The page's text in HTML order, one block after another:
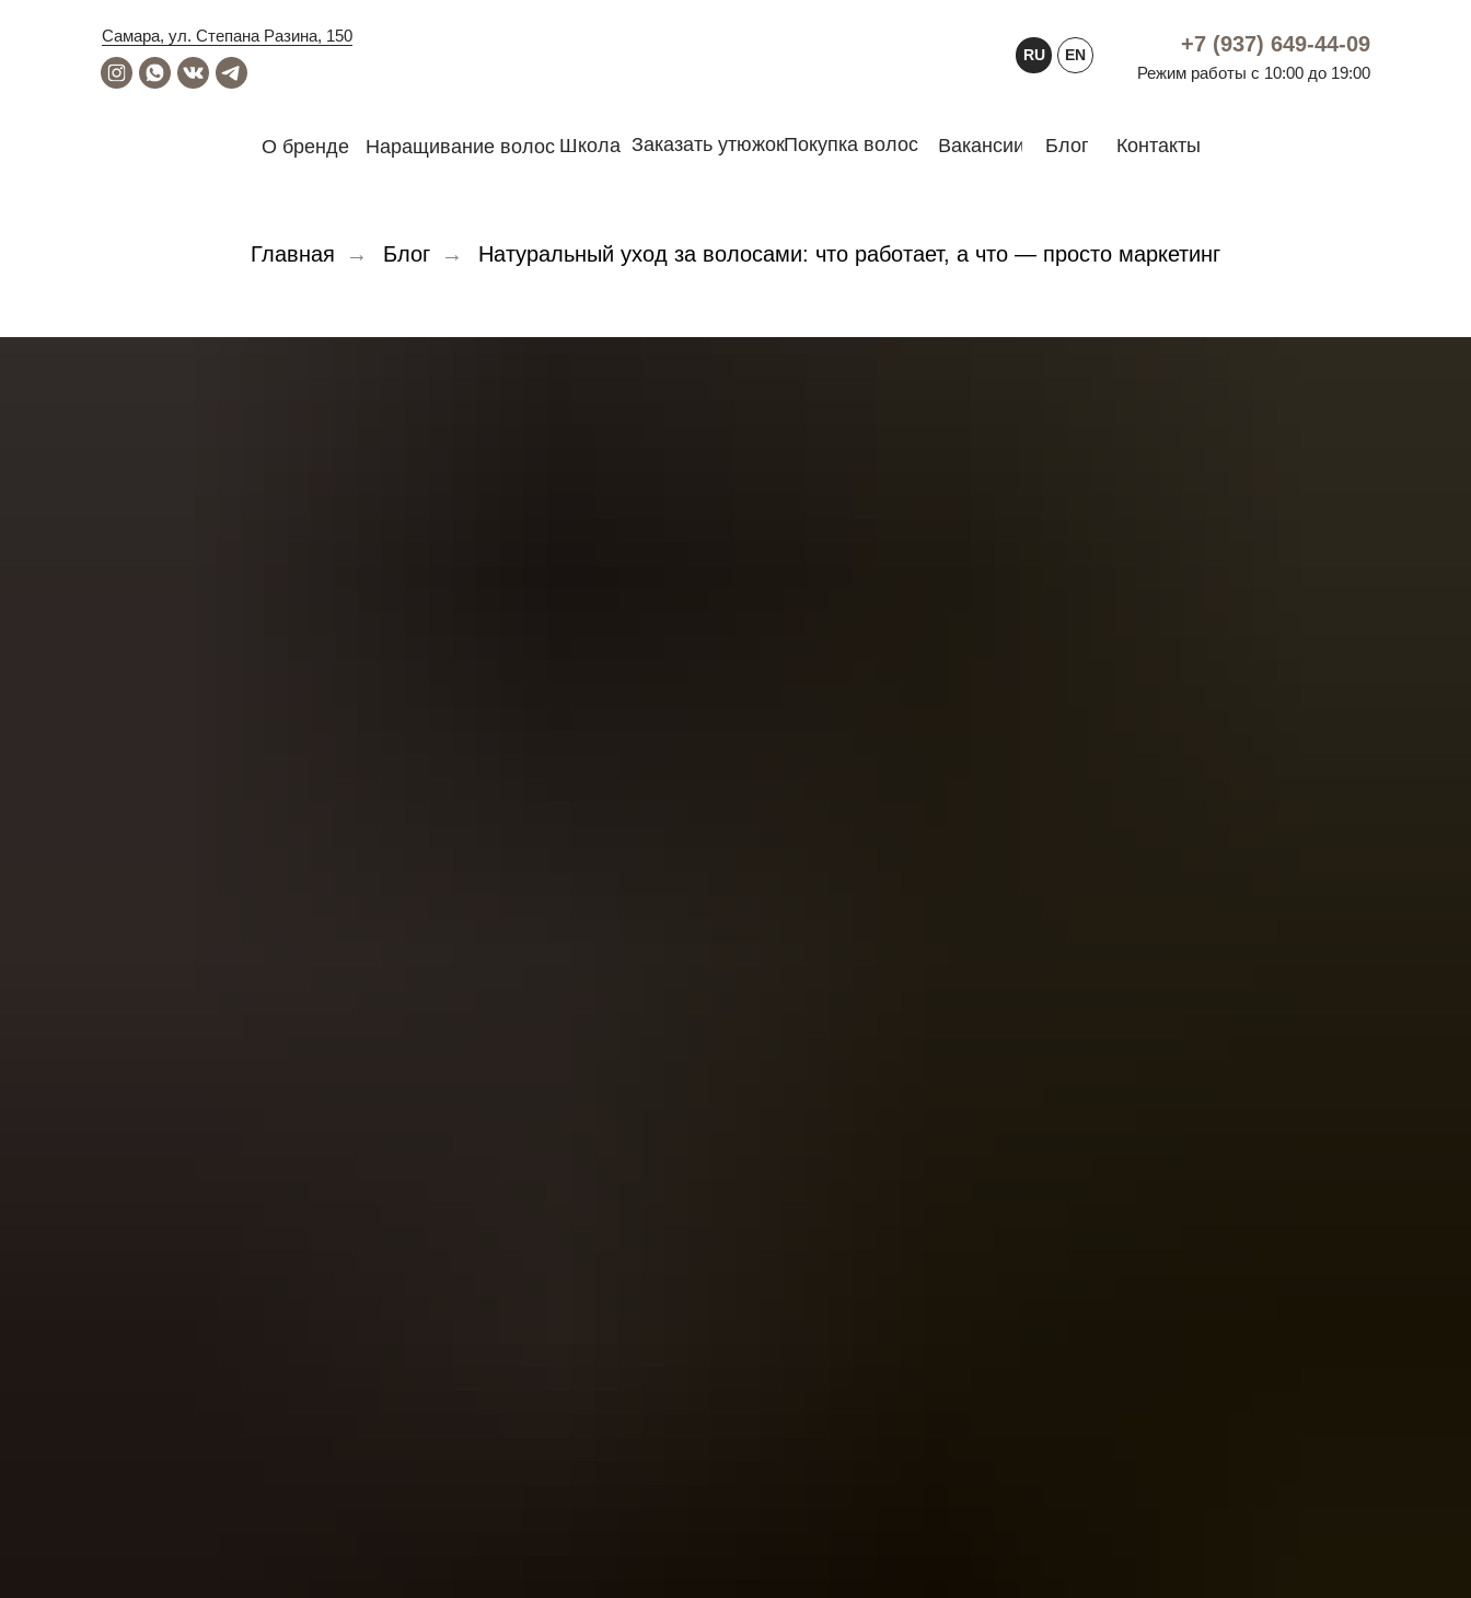
Самара, ул. Степана Разина, 150
Режим работы с 10:00 до 19:00
+7 (937) 649-44-09
RU EN
О бренде Блог
Покупка волос Контакты
Вакансии
Заказать утюжок
Наращивание волос Школа
Главная → Блог → Натуральный уход за волосами: что работает, а что — просто маркетинг